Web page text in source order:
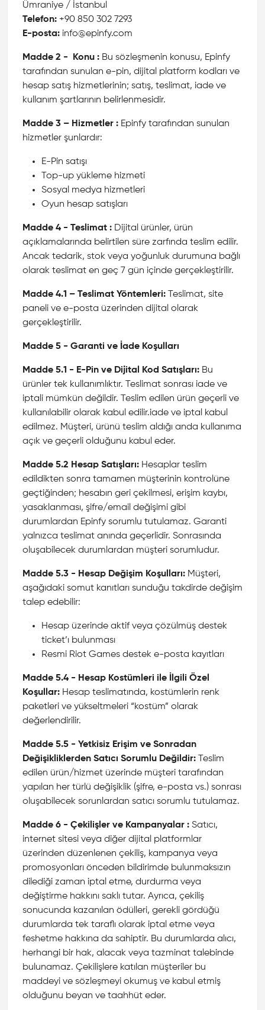
Ümraniye / İstanbul
Telefon: +90 850 302 7293
E-posta: info@epinfy.com
Madde 2 - Konu : Bu sözleşmenin konusu, Epinfy
tarafından sunulan e-pin, dijital platform kodları ve
hesap satış hizmetlerinin; satış, teslimat, iade ve
kullanım şartlarının belirlenmesidir.
Madde 3 – Hizmetler : Epinfy tarafından sunulan
hizmetler şunlardır:
E-Pin satışı
Top-up yükleme hizmeti
Sosyal medya hizmetleri
Oyun hesap satışları
Madde 4 - Teslimat : Dijital ürünler, ürün
açıklamalarında belirtilen süre zarfında teslim edilir.
Ancak tedarik, stok veya yoğunluk durumuna bağlı
olarak teslimat en geç 7 gün içinde gerçekleştirilir.
Madde 4.1 – Teslimat Yöntemleri: Teslimat, site
paneli ve e-posta üzerinden dijital olarak
gerçekleştirilir.
Madde 5 - Garanti ve İade Koşulları
Madde 5.1 - E-Pin ve Dijital Kod Satışları: Bu
ürünler tek kullanımlıktır. Teslimat sonrası iade ve
iptali mümkün değildir. Teslim edilen ürün geçerli ve
kullanılabilir olarak kabul edilir.iade ve iptal kabul
edilmez. Müşteri, ürünü teslim aldığı anda kullanıma
açık ve geçerli olduğunu kabul eder.
Madde 5.2 Hesap Satışları: Hesaplar teslim
edildikten sonra tamamen müşterinin kontrolüne
geçtiğinden; hesabın geri çekilmesi, erişim kaybı,
yasaklanması, şifre/email değişimi gibi
durumlardan Epinfy sorumlu tutulamaz. Garanti
yalnızca teslimat anında geçerlidir. Sonrasında
oluşabilecek durumlardan müşteri sorumludur.
Madde 5.3 - Hesap Değişim Koşulları: Müşteri,
aşağıdaki somut kanıtları sunduğu takdirde değişim
talep edebilir:
Hesap üzerinde aktif veya çözülmüş destek
ticket’ı bulunması
Resmi Riot Games destek e-posta kayıtları
Madde 5.4 - Hesap Kostümleri ile İlgili Özel
Koşullar: Hesap teslimatında, kostümlerin renk
paketleri ve yükseltmeleri “kostüm” olarak
değerlendirilir.
Madde 5.5 - Yetkisiz Erişim ve Sonradan
Değişikliklerden Satıcı Sorumlu Değildir: Teslim
edilen ürün/hizmet üzerinde müşteri tarafından
yapılan her türlü değişiklik (şifre, e-posta vs.) sonrası
oluşabilecek sorunlardan satıcı sorumlu tutulamaz.
Madde 6 - Çekilişler ve Kampanyalar : Satıcı,
internet sitesi veya diğer dijital platformlar
üzerinden düzenlenen çekiliş, kampanya veya
promosyonları önceden bildirimde bulunmaksızın
dilediği zaman iptal etme, durdurma veya
değiştirme hakkını saklı tutar. Ayrıca, çekiliş
sonucunda kazanılan ödülleri, gerekli gördüğü
durumlarda tek taraflı olarak iptal etme veya
feshetme hakkına da sahiptir. Bu durumlarda alıcı,
herhangi bir hak, alacak veya tazminat talebinde
bulunamaz. Çekilişlere katılan müşteriler bu
maddeyi ve sözleşmeyi okumuş ve kabul etmiş
olduğunu beyan ve taahhüt eder.